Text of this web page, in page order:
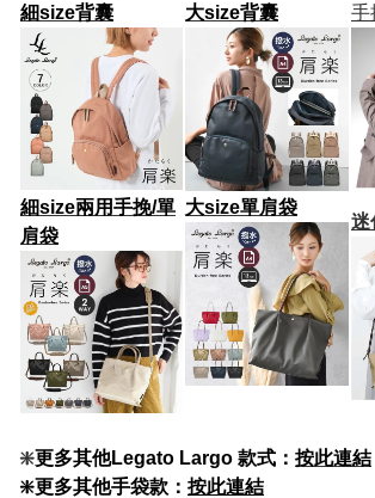
細size背囊
大size背囊 手
細size兩用手挽/單
肩袋
大size單肩袋
迷
❇️更多其他Legato Largo 款式： 按此連結
❇️更多其他手袋款： 按此連結